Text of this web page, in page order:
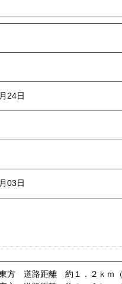
24日
03日
方 道路距離 約１．２ｋｍ（